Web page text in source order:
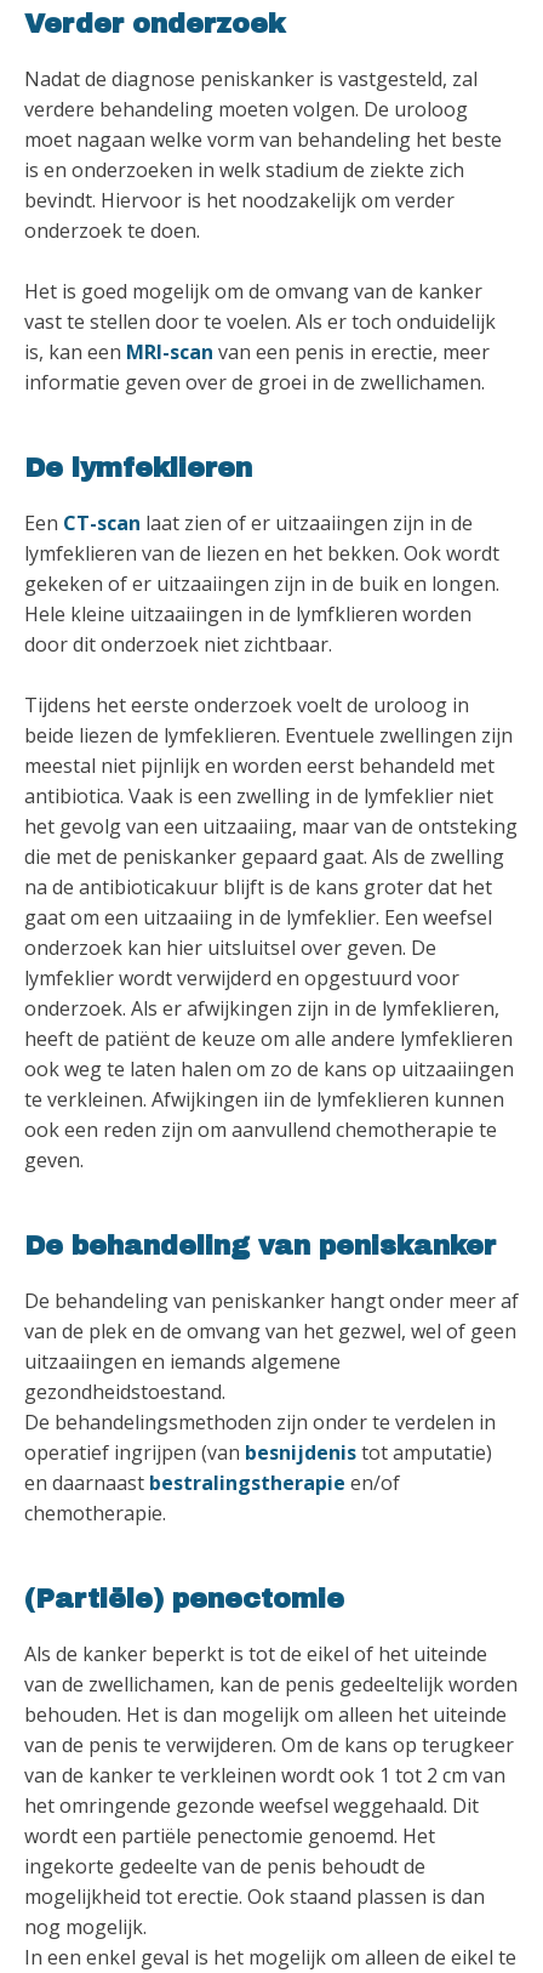
Verder onderzoek
Nadat de diagnose peniskanker is vastgesteld, zal
verdere behandeling moeten volgen. De uroloog
moet nagaan welke vorm van behandeling het beste
is en onderzoeken in welk stadium de ziekte zich
bevindt. Hiervoor is het noodzakelijk om verder
onderzoek te doen.
Het is goed mogelijk om de omvang van de kanker
vast te stellen door te voelen. Als er toch onduidelijk
is, kan een MRI-scan van een penis in erectie, meer
informatie geven over de groei in de zwellichamen.
De lymfeklieren
Een CT-scan laat zien of er uitzaaiingen zijn in de
lymfeklieren van de liezen en het bekken. Ook wordt
gekeken of er uitzaaiingen zijn in de buik en longen.
Hele kleine uitzaaiingen in de lymfklieren worden
door dit onderzoek niet zichtbaar.
Tijdens het eerste onderzoek voelt de uroloog in
beide liezen de lymfeklieren. Eventuele zwellingen zijn
meestal niet pijnlijk en worden eerst behandeld met
antibiotica. Vaak is een zwelling in de lymfeklier niet
het gevolg van een uitzaaiing, maar van de ontsteking
die met de peniskanker gepaard gaat. Als de zwelling
na de antibioticakuur blijft is de kans groter dat het
gaat om een uitzaaiing in de lymfeklier. Een weefsel
onderzoek kan hier uitsluitsel over geven. De
lymfeklier wordt verwijderd en opgestuurd voor
onderzoek. Als er afwijkingen zijn in de lymfeklieren,
heeft de patiënt de keuze om alle andere lymfeklieren
ook weg te laten halen om zo de kans op uitzaaiingen
te verkleinen. Afwijkingen iin de lymfeklieren kunnen
ook een reden zijn om aanvullend chemotherapie te
geven.
De behandeling van peniskanker
De behandeling van peniskanker hangt onder meer af
van de plek en de omvang van het gezwel, wel of geen
uitzaaiingen en iemands algemene
gezondheidstoestand.
De behandelingsmethoden zijn onder te verdelen in
operatief ingrijpen (van besnijdenistot amputatie)
en daarnaast bestralingstherapie en/of
chemotherapie.
(Partiële) penectomie
Als de kanker beperkt is tot de eikel of het uiteinde
van de zwellichamen, kan de penis gedeeltelijk worden
behouden. Het is dan mogelijk om alleen het uiteinde
van de penis te verwijderen. Om de kans op terugkeer
van de kanker te verkleinen wordt ook 1 tot 2 cm van
het omringende gezonde weefsel weggehaald. Dit
wordt een partiële penectomie genoemd. Het
ingekorte gedeelte van de penis behoudt de
mogelijkheid tot erectie. Ook staand plassen is dan
nog mogelijk.
In een enkel geval is het mogelijk om alleen de eikel te